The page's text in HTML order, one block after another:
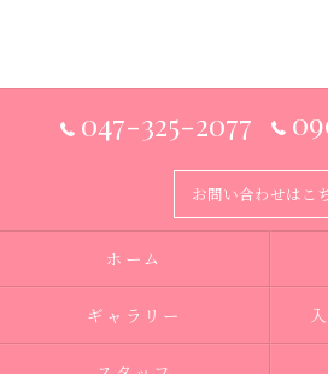
047-325-2077
お問い合わせはこ
ホーム
ギャラリー